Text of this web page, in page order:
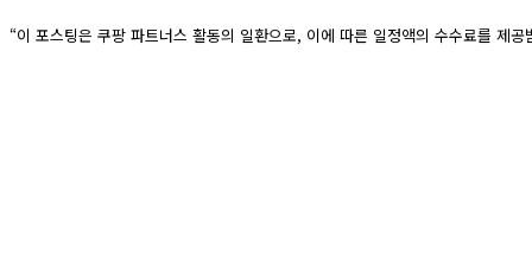
“이 포스팅은 쿠팡 파트너스 활동의 일환으로, 이에 따른 일정액의 수수료를 제공